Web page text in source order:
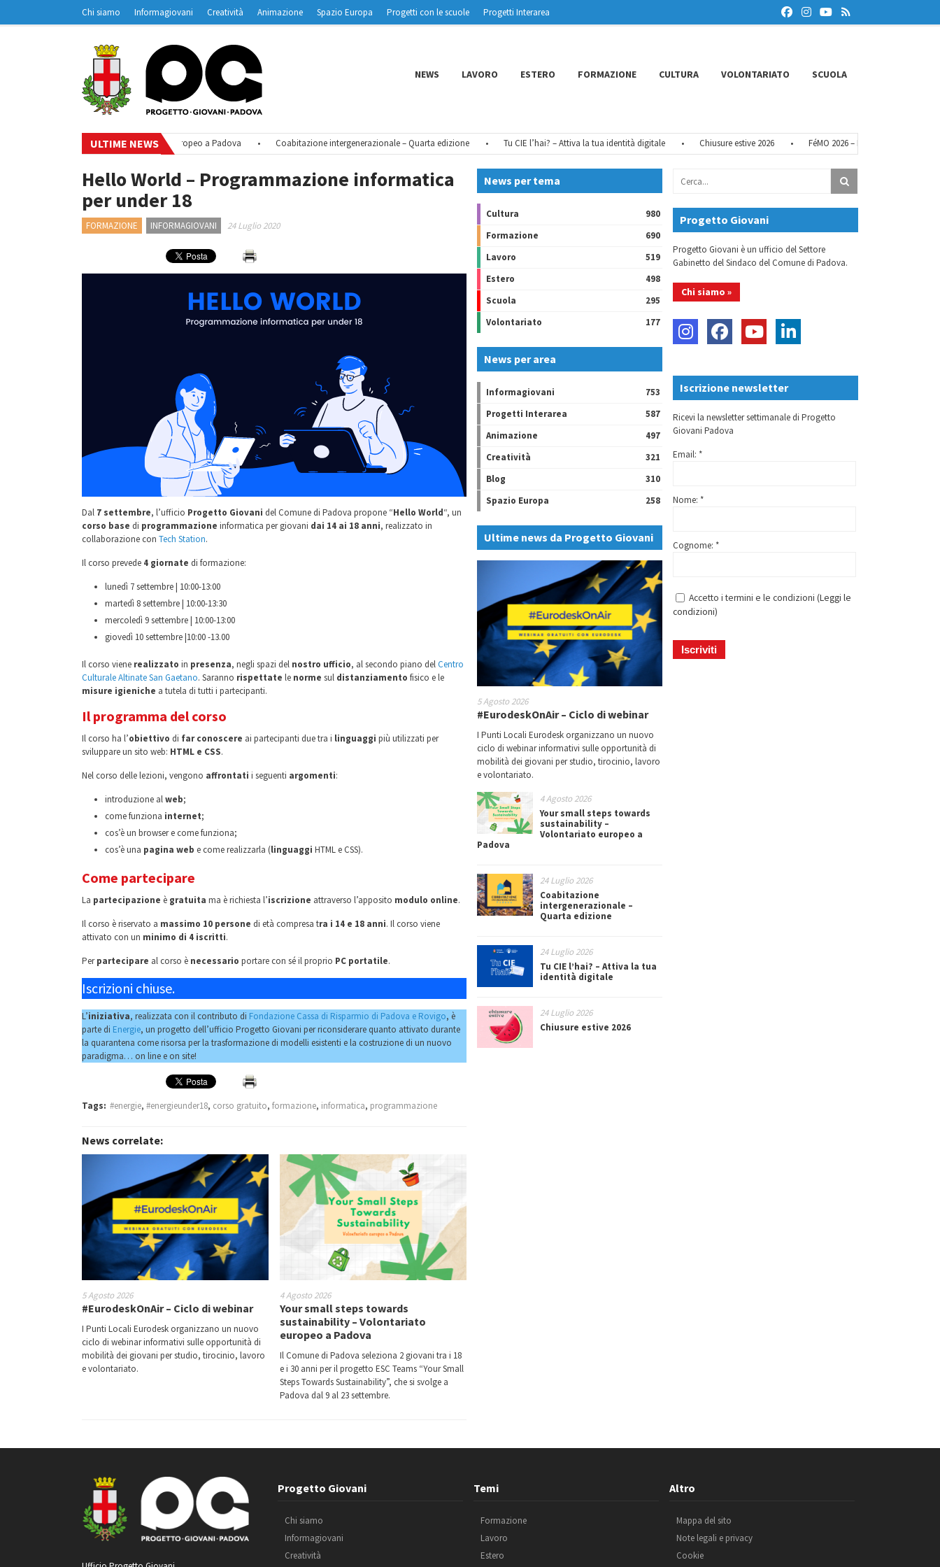
Chi siamo Informagiovani Creatività Animazione Spazio Europa Progetti con le scuole
Progetti Interarea
Contatti
Padovanet
NEWS LAVORO ESTERO FORMAZIONE CULTURA VOLONTARIATO SCUOLA
ULTIME NEWS
towards sustainability – Volontariato europeo a Padova • Coabitazione intergenerazionale – Quarta edizione • Tu CIE l’hai? – Attiva la tua identità digitale • Chiusure estive 2026 • FéMO 2026 – Il bando
Hello World – Programmazione informatica
per under 18
FORMAZIONE INFORMAGIOVANI 24 Luglio 2020
Dal 7 settembre, l’ufficio Progetto Giovani del Comune di Padova propone “Hello World“, un
corso base di programmazione informatica per giovani dai 14 ai 18 anni, realizzato in
collaborazione con Tech Station.
Il corso prevede 4 giornate di formazione:
lunedì 7 settembre | 10:00-13:00
martedì 8 settembre | 10:00-13:30
mercoledì 9 settembre | 10:00-13:00
giovedì 10 settembre |10:00 -13.00
Il corso viene realizzato in presenza, negli spazi del nostro ufficio, al secondo piano delCentro
Culturale Altinate San Gaetano. Saranno rispettate le norme sul distanziamento fisico e le
misure igieniche a tutela di tutti i partecipanti.
Il programma del corso
Il corso ha l’obiettivo di far conoscere ai partecipanti due tra i linguaggi più utilizzati per
sviluppare un sito web: HTML e CSS.
Nel corso delle lezioni, vengono affrontati i seguenti argomenti:
introduzione alweb;
come funziona internet;
cos’è un browser e come funziona;
cos’è una pagina web e come realizzarla (linguaggi HTML e CSS).
Come partecipare
La partecipazione è gratuita ma è richiesta l’iscrizione attraverso l’apposito modulo online.
Il corso è riservato a massimo 10 persone di età compresa tra i 14 e 18 anni. Il corso viene
attivato con un minimo di 4 iscritti.
Perpartecipare al corso è necessario portare con sé il proprio PC portatile.
Iscrizioni chiuse.
L’iniziativa, realizzata con il contributo di Fondazione Cassa di Risparmio di Padova e Rovigo, è
parte di Energie, un progetto dell’ufficio Progetto Giovani per riconsiderare quanto attivato durante
la quarantena come risorsa per la trasformazione di modelli esistenti e la costruzione di un nuovo
paradigma… on line e on site!
Tags: #energie, #energieunder18, corso gratuito, formazione, informatica, programmazione
News correlate:
5 Agosto 2026
#EurodeskOnAir – Ciclo di webinar
I Punti Locali Eurodesk organizzano un nuovo
ciclo di webinar informativi sulle opportunità di
mobilità dei giovani per studio, tirocinio, lavoro
e volontariato.
4 Agosto 2026
Your small steps towards
sustainability – Volontariato
europeo a Padova
Il Comune di Padova seleziona 2 giovani tra i 18
e i 30 anni per il progetto ESC Teams “Your Small
Steps Towards Sustainability”, che si svolge a
Padova dal 9 al 23 settembre.
News per tema
Cultura
980
Formazione
690
Lavoro
519
Estero
498
Scuola
295
Volontariato
177
News per area
Informagiovani
753
Progetti Interarea
587
Animazione
497
Creatività
321
Blog
310
Spazio Europa
258
Ultime news da Progetto Giovani
5 Agosto 2026
#EurodeskOnAir – Ciclo di webinar
I Punti Locali Eurodesk organizzano un nuovo
ciclo di webinar informativi sulle opportunità di
mobilità dei giovani per studio, tirocinio, lavoro
e volontariato.
4 Agosto 2026
Your small steps towards
sustainability –
Volontariato europeo a
Padova
24 Luglio 2026
Coabitazione
intergenerazionale –
Quarta edizione
24 Luglio 2026
Tu CIE l’hai? – Attiva la tua
identità digitale
24 Luglio 2026
Chiusure estive 2026
Progetto Giovani
Progetto Giovani è un ufficio del Settore
Gabinetto del Sindaco del Comune di Padova.
Chi siamo »
Iscrizione newsletter
Ricevi la newsletter settimanale di Progetto
Giovani Padova
Email: *
Nome: *
Cognome: *
Accetto i termini e le condizioni (Leggi le
condizioni)
Progetto Giovani
Chi siamo
Informagiovani
Creatività
Temi
Formazione
Lavoro
Estero
Altro
Mappa del sito
Note legali e privacy
Cookie